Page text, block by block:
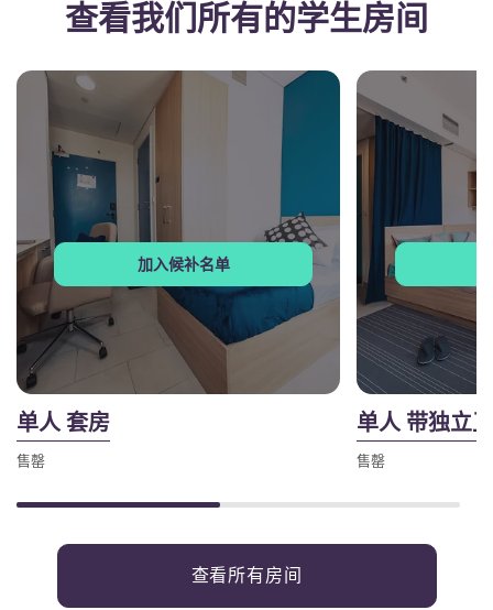
查看我们所有的学生房间
加入候补名单
单人 套房
售罄
单人 带独立
售罄
查看所有房间